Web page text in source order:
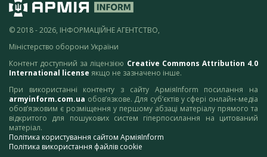
© 2018 - 2026, ІНФОРМАЦІЙНЕ АГЕНТСТВО,
Міністерство оборони України
Контент доступний за ліцензією Creative Commons Attribution 4.0
International license якщо не зазначено інше.
При використанні контенту з сайту АрміяInform посилання на
armyinform.com.ua обов’язкове. Для суб’єктів у сфері онлайн-медіа
обов’язковим є розміщення у першому абзаці матеріалу прямого та
відкритого для пошукових систем гіперпосилання на цитований
матеріал.
Політика користування сайтом АрміяInform
Політика використання файлів cookie